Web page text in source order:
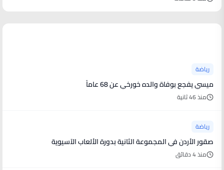
رياضة
ميسي يفجع بوفاة والده خورخي عن 68 عاماً
منذ 46 ثانية
رياضة
صقور الأردن في المجموعة الثانية بدورة الألعاب الآسيوية
منذ 4 دقائق